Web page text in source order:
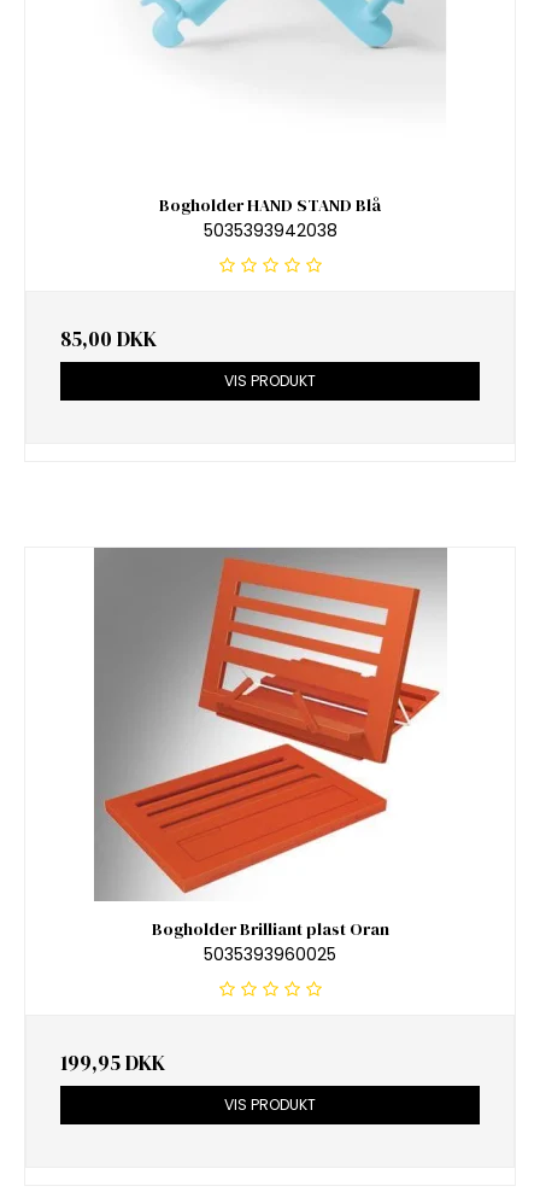
Bogholder HAND STAND Blå
5035393942038
85,00 DKK
VIS PRODUKT
Bogholder Brilliant plast Oran
5035393960025
199,95 DKK
VIS PRODUKT